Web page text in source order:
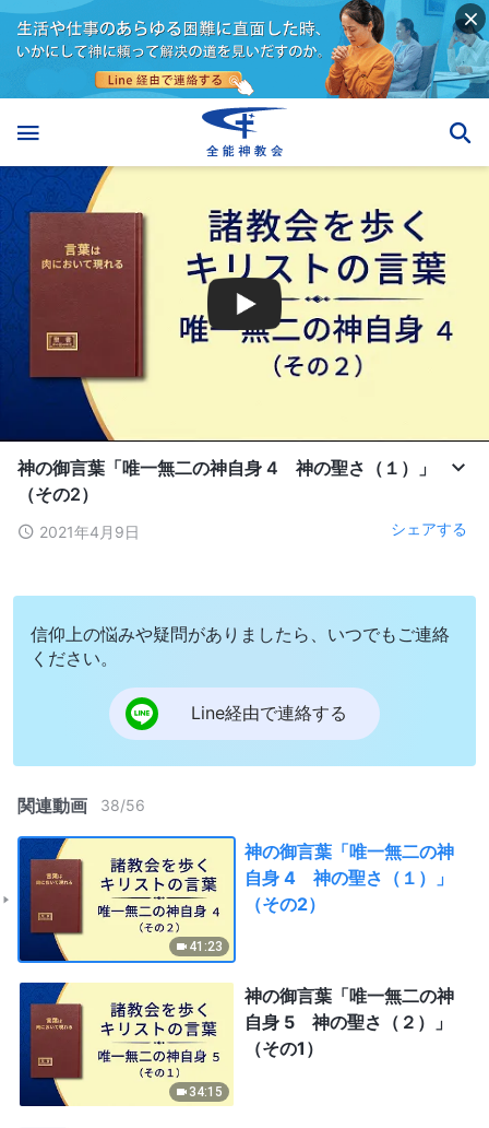
神の御言葉「唯一無二の神自身 4 神の聖さ（１）」
（その2）
2021年4月9日 シェアする
信仰上の悩みや疑問がありましたら、いつでもご連絡
ください。
Line経由で連絡する
関連動画 38/56
41:23
神の御言葉「唯一無二の神
自身 4 神の聖さ（１）」
（その2）
34:15
神の御言葉「唯一無二の神
自身 5 神の聖さ（２）」
（その1）